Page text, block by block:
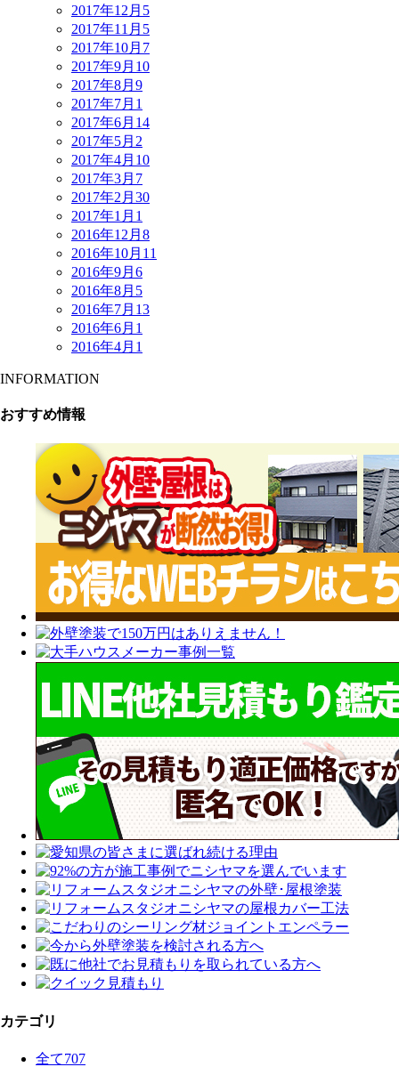
2017年12月 5
2017年11月 5
2017年10月 7
2017年9月 10
2017年8月 9
2017年7月 1
2017年6月 14
2017年5月 2
2017年4月 10
2017年3月 7
2017年2月 30
2017年1月 1
2016年12月 8
2016年10月 11
2016年9月 6
2016年8月 5
2016年7月 13
2016年6月 1
2016年4月 1
INFORMATION
おすすめ情報
カテゴリ
全て707